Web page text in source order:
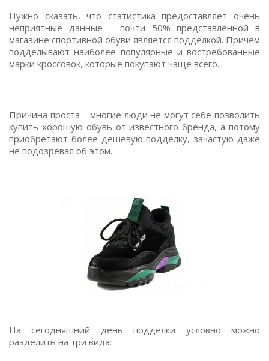
Нужно сказать, что статистика предоставляет очень
неприятные данные – почти 50% представленной в
магазине спортивной обуви является подделкой. Причём
подделывают наиболее популярные и востребованные
марки кроссовок, которые покупают чаще всего.
Причина проста – многие люди не могут себе позволить
купить хорошую обувь от известного бренда, а потому
приобретают более дешёвую подделку, зачастую даже
не подозревая об этом.
На сегодняшний день подделки условно можно
разделить на три вида: